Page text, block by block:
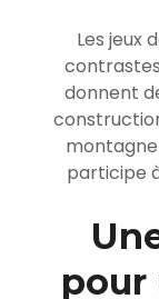
Les jeux
donnent
participe
pour